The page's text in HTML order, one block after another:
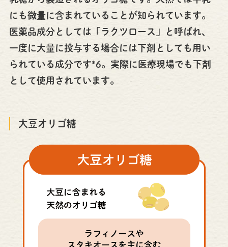
にも微量に含まれていることが知られています。
医薬品成分としては「ラクツロース」と呼ばれ、
一度に大量に投与する場合には下剤としても用い
られている成分です*6。実際に医療現場でも下剤
として使用されています。
大豆オリゴ糖